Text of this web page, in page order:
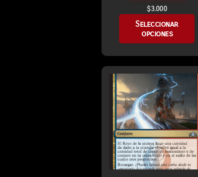
$3.000
Seleccionar
opciones